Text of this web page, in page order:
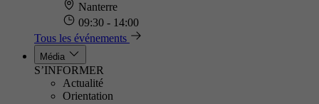
Nanterre
09:30 - 14:00
Tous les événements
Média
S’INFORMER
Actualité
Orientation